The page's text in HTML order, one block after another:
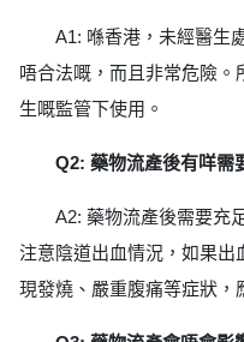
A1: 喺香港，未經醫生
唔合法嘅，而且非常危險
生嘅監管下使用。
Q2: 藥物流產後有咩需
A2: 藥物流產後需要充
注意陰道出血情況，如果出
現發燒、嚴重腹痛等症狀，